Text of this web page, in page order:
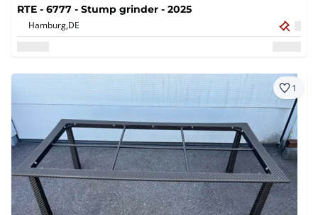
RTE - 6777 - Stump grinder - 2025
Hamburg,DE
1